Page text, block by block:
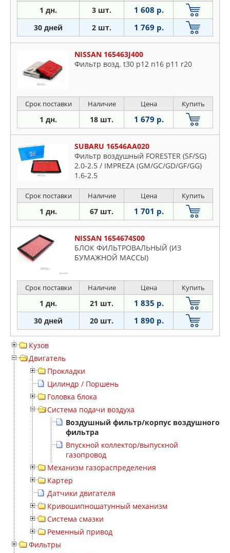
1 дн. 3 шт. 1 608 р.
30 дней 2 шт. 1 769 р.
NISSAN 165463J400
Фильтр возд. t30 p12 n16 p11 r20
Срок поставки Наличие Цена Купить
1 дн. 18 шт. 1 679 р.
SUBARU 16546AA020
Фильтр воздушный FORESTER (SF/SG)
2.0-2.5 / IMPREZA (GM/GC/GD/GF/GG)
1.6-2.5
Срок поставки Наличие Цена Купить
1 дн. 67 шт. 1 701 р.
NISSAN 1654674S00
БЛОК ФИЛЬТРОВАЛЬНЫЙ (ИЗ
БУМАЖНОЙ МАССЫ)
Срок поставки Наличие Цена Купить
1 дн. 21 шт. 1 835 р.
30 дней 20 шт. 1 890 р.
Кузов
Двигатель
Прокладки
Цилиндр / Поршень
Головка блока
Система подачи воздуха
Воздушный фильтр/корпус воздушного
фильтра
Впускной коллектор/выпускной
газопровод
Механизм газораспределения
Картер
Датчики двигателя
Кривошипношатунный механизм
Система смазки
Ременный привод
Фильтры